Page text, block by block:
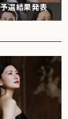
選結果発表